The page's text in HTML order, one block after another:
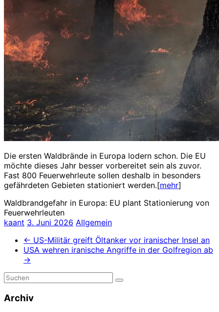
Die ersten Waldbrände in Europa lodern schon. Die EU
möchte dieses Jahr besser vorbereitet sein als zuvor.
Fast 800 Feuerwehrleute sollen deshalb in besonders
gefährdeten Gebieten stationiert werden.[mehr]
Waldbrandgefahr in Europa: EU plant Stationierung von
Feuerwehrleuten
kaant 3. Juni 2026 Allgemein
← US-Militär greift Öltanker vor iranischer Insel an
USA wehren iranische Angriffe in der Golfregion ab
→
Archiv